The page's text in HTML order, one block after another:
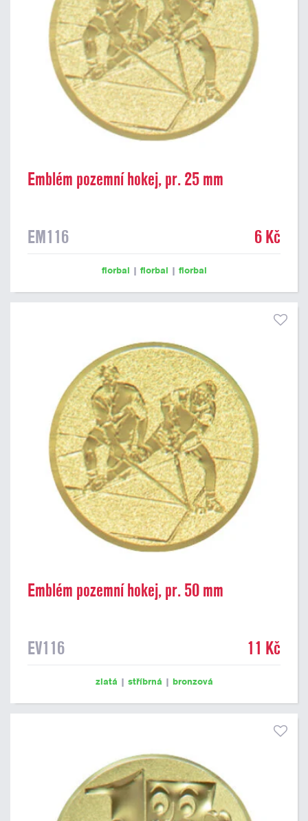
Emblém pozemní hokej, pr. 25 mm
EM116 6 Kč
florbal | florbal | florbal
Emblém pozemní hokej, pr. 50 mm
EV116 11 Kč
zlatá | stříbrná | bronzová